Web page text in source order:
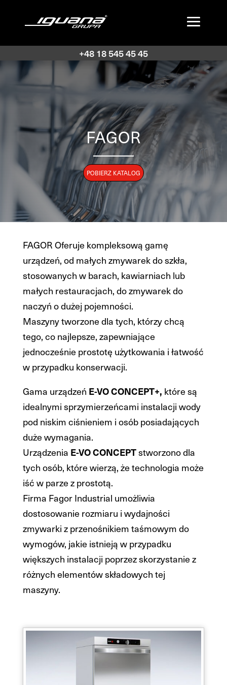
+48 18 545 45 45
FAGOR
POBIERZ KATALOG
FAGOR Oferuje kompleksową gamę
urządzeń, od małych zmywarek do szkła,
stosowanych w barach, kawiarniach lub
małych restauracjach, do zmywarek do
naczyń o dużej pojemności.
Maszyny tworzone dla tych, którzy chcą
tego, co najlepsze, zapewniające
jednocześnie prostotę użytkowania i łatwość
w przypadku konserwacji.
Gama urządzeń E-VO CONCEPT+, które są
idealnymi sprzymierzeńcami instalacji wody
pod niskim ciśnieniem i osób posiadających
duże wymagania.
Urządzenia E-VO CONCEPTstworzono dla
tych osób, które wierzą, że technologia może
iść w parze z prostotą.
Firma Fagor Industrial umożliwia
dostosowanie rozmiaru i wydajności
zmywarki z przenośnikiem taśmowym do
wymogów, jakie istnieją w przypadku
większych instalacji poprzez skorzystanie z
różnych elementów składowych tej
maszyny.